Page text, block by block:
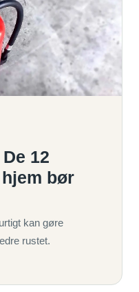
12
bør
kan gøre
rustet.